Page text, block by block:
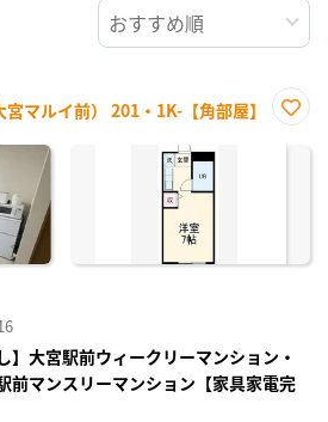
マルイ前） 201・1K-【角部屋】
に入
】大宮駅前ウィークリーマンション・
前マンスリーマンション【家具家電完